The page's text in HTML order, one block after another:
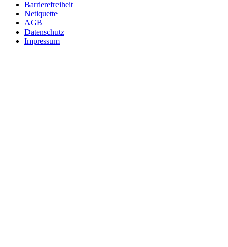
Barrierefreiheit
Netiquette
AGB
Datenschutz
Impressum